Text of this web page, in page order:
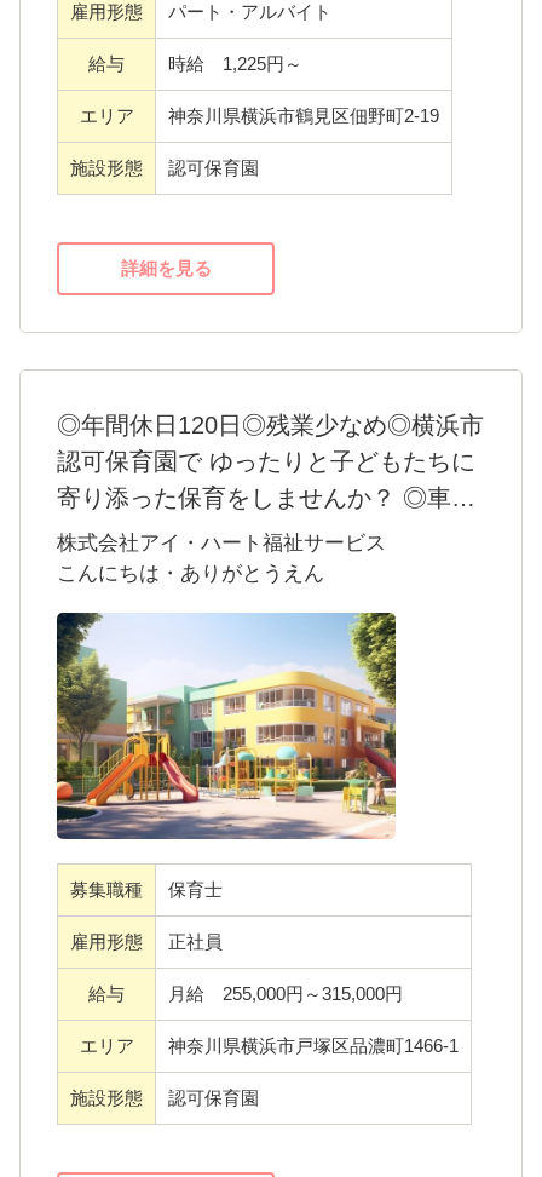
・気軽に相談できる職場づくりを行うので、
お仕事が初めての方でも安心です。
雇用形態 パート・アルバイト
給与 時給 1,225円～
エリア 神奈川県横浜市鶴見区佃野町2-19
施設形態 認可保育園
詳細を見る
◎年間休日120日◎残業少なめ◎横浜市
認可保育園で ゆったりと子どもたちに
寄り添った保育をしませんか？ ◎車通
勤OK！
★こんにちは・ありがとうえんを紹介します ♪
広々とした芝生の園庭がある横浜市の認可保
育園です。0歳から5歳児までの定員66名をお
預かりしています。落ち着いた楽しい雰囲気
の中で、子どもたちとしっかり向き合い、ご
家庭と連携して子どもたちの健やかな成長を
見守っています。
★おすすめポイントはこちらです ♪
シフト制による勤務で残業は少なめ。年間休
日数は120日? また、車通勤が可能で、無料駐
車場もあります。
★こんな方をお待ちしています ♪
株式会社アイ・ハート福祉サービス
こんにちは・ありがとうえん
募集職種 保育士
雇用形態 正社員
給与 月給 255,000円～315,000円
エリア 神奈川県横浜市戸塚区品濃町1466-1
施設形態 認可保育園